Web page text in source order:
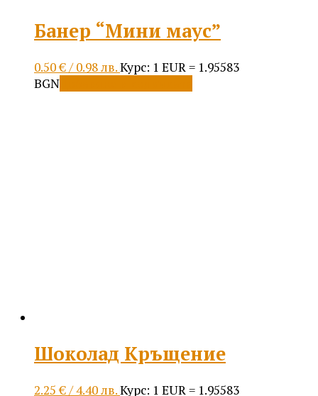
Банер “Мини маус”
0.50€/ 0.98 лв.Курс: 1 EUR = 1.95583
BGN
Шоколад Кръщение
2.25€/ 4.40 лв.Курс: 1 EUR = 1.95583